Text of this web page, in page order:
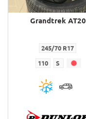
Grandtrek AT20
245/70 R17
110 S